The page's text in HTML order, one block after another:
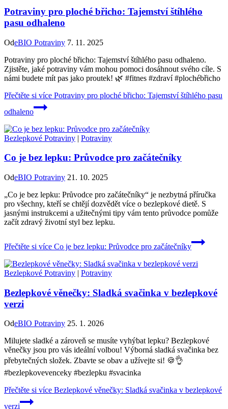
Potraviny pro ploché břicho: Tajemství štíhlého
pasu odhaleno
OdeBIO Potraviny 7. 11. 2025
Potraviny pro ploché břicho: Tajemství štíhlého pasu odhaleno.
Zjistěte, jaké potraviny vám mohou pomoci dosáhnout svého cíle. S
námi budete mít pas jako proutek! 🌿 #fitnes #zdraví #plochébřicho
Přečtěte si více Potraviny pro ploché břicho: Tajemství štíhlého pasu
odhaleno
Bezlepkové Potraviny | Potraviny
Co je bez lepku: Průvodce pro začátečníky
OdeBIO Potraviny 21. 10. 2025
„Co je bez lepku: Průvodce pro začátečníky“ je nezbytná příručka
pro všechny, kteří se chtějí dozvědět více o bezlepkové dietě. S
jasnými instrukcemi a užitečnými tipy vám tento průvodce pomůže
začít zdravý životní styl bez lepku.
Přečtěte si více Co je bez lepku: Průvodce pro začátečníky
Bezlepkové Potraviny | Potraviny
Bezlepkové věnečky: Sladká svačinka v bezlepkové
verzi
OdeBIO Potraviny 25. 1. 2026
Milujete sladké a zároveň se musíte vyhýbat lepku? Bezlepkové
věnečky jsou pro vás ideální volbou! Výborná sladká svačinka bez
přebytečných složek. Zbavte se obav a užívejte si! 🍪👌
#bezlepkovevenceky #bezlepku #svacinka
Přečtěte si více Bezlepkové věnečky: Sladká svačinka v bezlepkové
verzi